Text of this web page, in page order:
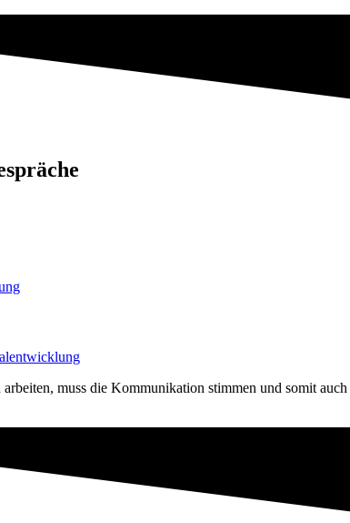
muss die Kommunikation stimmen und somit